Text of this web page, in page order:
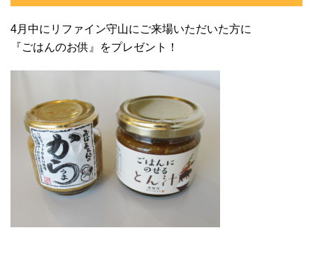
4月中にリファイン守山にご来場いただいた方に
『ごはんのお供』をプレゼント！